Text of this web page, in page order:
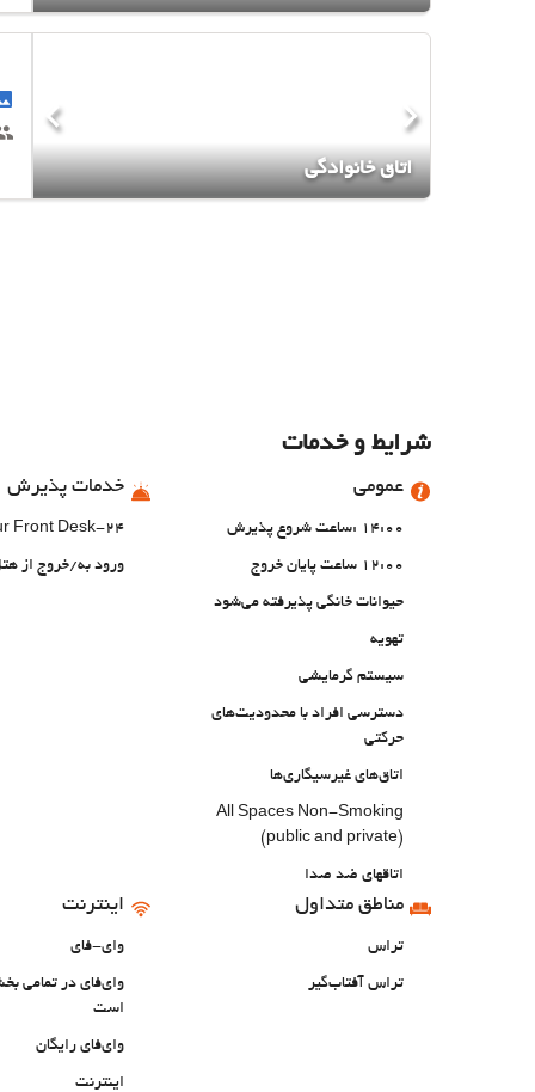
اتاق خانوادگی
شرایط و خدمات
عمومی
14:00 :ساعت شروع پذیرش
12:00 ساعت پایان خروج
حیوانات خانگی پذیرفته می‌شود
تهویه
سیستم گرمایشی
دسترسی افراد با محدودیت‌های
حرکتی
اتاق‌های غیرسیگاری‌ها
All Spaces Non-Smoking
(public and private)
اتاقهای ضد صدا
خدمات پذیرش
24-Hour Front Desk
ورود به/خروج از
مناطق متداول
تراس
تراس آفتاب‌گیر
اینترنت
وای-فای
وای‌فای در تمامی
است
وای‌فای رایگان
اینترنت